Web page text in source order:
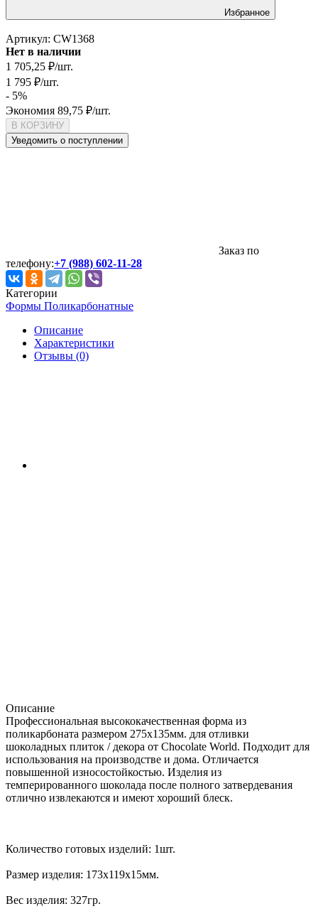
Избранное
Артикул: CW1368
Нет в наличии
1 705,25 ₽/шт.
1 795 ₽/шт.
- 5%
Экономия 89,75 ₽/шт.
В КОРЗИНУ
Уведомить о поступлении
Заказ по
телефону:+7 (988) 602-11-28
Категории
Формы Поликарбонатные
Описание
Характеристики
Отзывы (0)
Описание
Профессиональная высококачественная форма из
поликарбоната размером 275х135мм. для отливки
шоколадных плиток / декора от Chocolate World. Подходит для
использования на производстве и дома. Отличается
повышенной износостойкостью. Изделия из
темперированного шоколада после полного затвердевания
отлично извлекаются и имеют хороший блеск.
Количество готовых изделий: 1шт.
Размер изделия: 173х119х15мм.
Вес изделия: 327гр.